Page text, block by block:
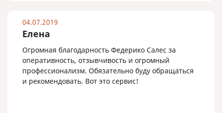
04.07.2019
Елена
Огромная благодарность Федерико Салес за
оперативность, отзывчивость и огромный
профессионализм. Обязательно буду обращаться
и рекомендовать. Вот это сервис!